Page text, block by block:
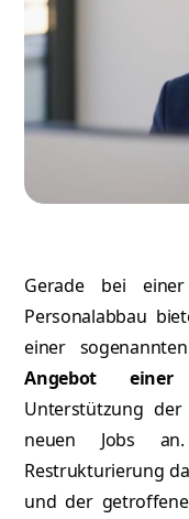
Gerade bei
Personalabbau
einer
Angebot einer
Unterstützung
neuen Jobs
Restrukturierung
und der